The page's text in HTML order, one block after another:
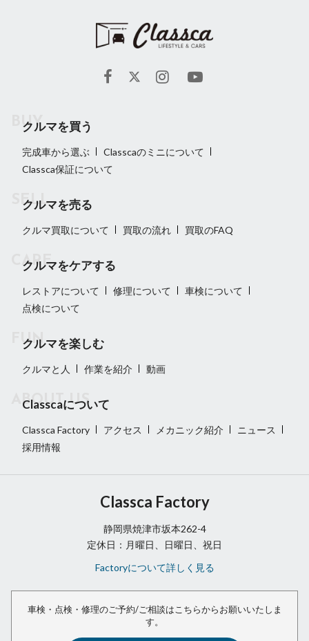
クルマを買う
完成車から選ぶ
Classcaのミニについて
Classca保証について
クルマを売る
クルマ買取について 買取の流れ 買取のFAQ
クルマをケアする
レストアについて 修理について
車検について
点検について
クルマを楽しむ
クルマと人 作業を紹介 動画
Classcaについて
Classca Factory アクセス メカニック紹介
ニュース
採用情報
Classca Factory
静岡県焼津市坂本262-4
定休日：月曜日、日曜日、祝日
Factoryについて詳しく見る
車検・点検・修理のご予約/ご相談は こちらからお願いいたしま
す。